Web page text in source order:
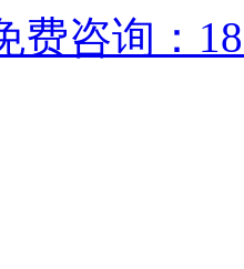
咨询：